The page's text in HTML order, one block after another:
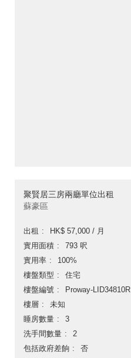
聚賢居三房兩廳單位出租
蘇豪區
出租
HK$ 57,000 / 月
實用面積
793 呎
實用率
100%
樓盤類型
住宅
樓盤編號
Proway-LID34810R
樓層
未知
睡房數量
3
洗手間數量
2
包括政府差餉
否